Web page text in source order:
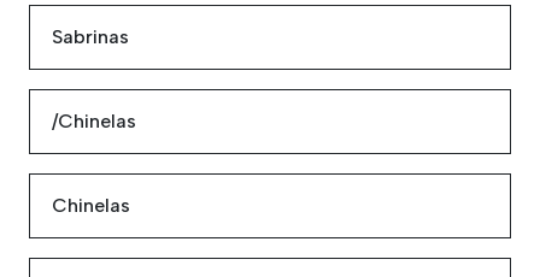
Sabrinas
/Chinelas
Chinelas